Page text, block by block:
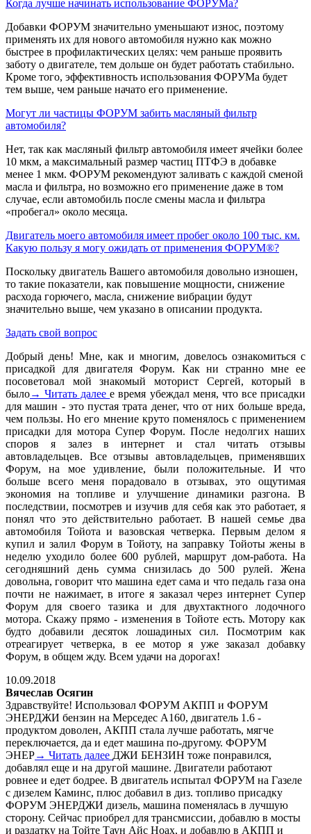
Когда лучше начинать использование ФОРУМа?
Добавки ФОРУМ значительно уменьшают износ, поэтому
применять их для нового автомобиля нужно как можно
быстрее в профилактических целях: чем раньше проявить
заботу о двигателе, тем дольше он будет работать стабильно.
Кроме того, эффективность использования ФОРУМа будет
тем выше, чем раньше начато его применение.
Могут ли частицы ФОРУМ забить масляный фильтр
автомобиля?
Нет, так как масляный фильтр автомобиля имеет ячейки более
10 мкм, а максимальный размер частиц ПТФЭ в добавке
менее 1 мкм. ФОРУМ рекомендуют заливать с каждой сменой
масла и фильтра, но возможно его применение даже в том
случае, если автомобиль после смены масла и фильтра
«пробегал» около месяца.
Двигатель моего автомобиля имеет пробег около 100 тыс. км.
Какую пользу я могу ожидать от применения ФОРУМ®?
Поскольку двигатель Вашего автомобиля довольно изношен,
то такие показатели, как повышение мощности, снижение
расхода горючего, масла, снижение вибрации будут
значительно выше, чем указано в описании продукта.
Задать свой вопрос
Добрый день! Мне, как и многим, довелось ознакомиться с
присадкой для двигателя Форум. Как ни странно мне ее
посоветовал мой знакомый моторист Сергей, который в
было→ Читать далеее время убеждал меня, что все присадки
для машин - это пустая трата денег, что от них больше вреда,
чем пользы. Но его мнение круто поменялось с применением
присадки для мотора Супер Форум. После недолгих наших
споров я залез в интернет и стал читать отзывы
автовладельцев. Все отзывы автовладельцев, применявших
Форум, на мое удивление, были положительные. И что
больше всего меня порадовало в отзывах, это ощутимая
экономия на топливе и улучшение динамики разгона. В
последствии, посмотрев и изучив для себя как это работает, я
понял что это действительно работает. В нашей семье два
автомобиля Тойота и вазовская четверка. Первым делом я
купил и залил Форум в Тойоту, на заправку Тойоты жены в
неделю уходило более 600 рублей, маршрут дом-работа. На
сегодняшний день сумма снизилась до 500 рулей. Жена
довольна, говорит что машина едет сама и что педаль газа она
почти не нажимает, в итоге я заказал через интернет Супер
Форум для своего тазика и для двухтактного лодочного
мотора. Скажу прямо - изменения в Тойоте есть. Мотору как
будто добавили десяток лошадиных сил. Посмотрим как
отреагирует четверка, в ее мотор я уже заказал добавку
Форум, в общем жду. Всем удачи на дорогах!
10.09.2018
Вячеслав Осягин
Здравствуйте! Использовал ФОРУМ АКПП и ФОРУМ
ЭНЕРДЖИ бензин на Мерседес А160, двигатель 1.6 -
продуктом доволен, АКПП стала лучше работать, мягче
переключается, да и едет машина по-другому. ФОРУМ
ЭНЕР→ Читать далее ДЖИ БЕНЗИН тоже понравился,
добавлял еще и на другой машине. Двигатели работают
ровнее и едет бодрее. В двигатель испытал ФОРУМ на Газеле
с дизелем Каминс, плюс добавил в диз. топливо присадку
ФОРУМ ЭНЕРДЖИ дизель, машина поменялась в лучшую
сторону. Сейчас приобрел для трансмиссии, добавлю в мосты
и раздатку на Тойте Таун Айс Ноах, и добавлю в АКПП и